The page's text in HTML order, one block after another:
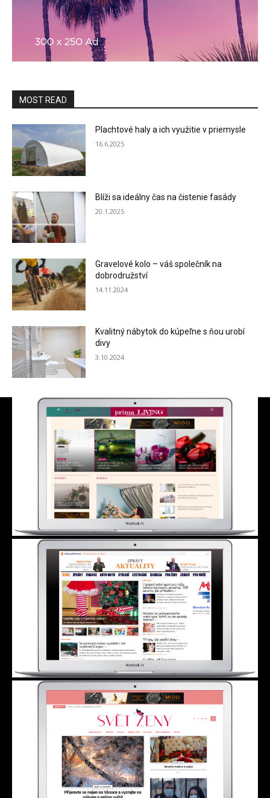
MOST READ
Plachtové haly a ich využitie v priemysle
16.6.2025
Blíži sa ideálny čas na čistenie fasády
20.1.2025
Gravelové kolo – váš společník na
dobrodružství
14.11.2024
Kvalitný nábytok do kúpeľne s ňou urobí
divy
3.10.2024